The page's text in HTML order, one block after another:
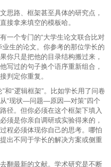
思路、框架甚至具体的研究点，
接拿来填空的模板哈。
一个专门的“大学生论文联合比对
生的论文。你参考的那位学长的
你只是把他的目录结构搬过来，
写过的句子换个语序重新组合，
判定你重复。
和“逻辑框架”。比如学长用了问卷
“现状—问题—原因—对策”四个
径。但你必须在这个框架下填入
须是你亲自调研或实验得来的，
程必须体现你自己的思考。哪怕
出不同于学长的解决方案或侧重
翻最新的文献。学术研究是不断